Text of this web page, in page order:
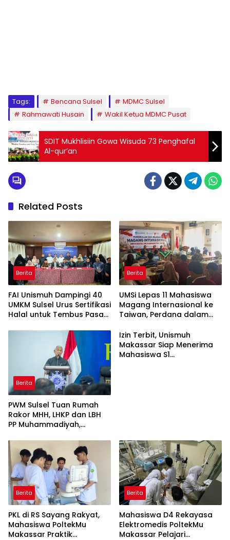
Tags: Bencana Sulsel
MDMC Sulsel
Rahmawati Husain
Wakil Ketua MDMC Pusat
SDIT Mukhlisiin Gowa Wisuda 73 Penghafal
Al-qur’an
Related Posts
Berita
FAI Unismuh Dampingi 40
UMKM Sulsel Urus Sertifikasi
Halal untuk Tembus Pasar
Berita
UMSi Lepas 11 Mahasiswa
Magang Internasional ke
Taiwan, Perdana dalam
Berita
PWM Sulsel Tuan Rumah
Rakor MHH, LHKP dan LBH
PP Muhammadiyah,
dan Kebijakan Publik
Izin Terbit, Unismuh
Makassar Siap Menerima
Mahasiswa S1
Berita
PKL di RS Sayang Rakyat,
Mahasiswa PoltekMu
Makassar Praktik
Berita
Mahasiswa D4 Rekayasa
Elektromedis PoltekMu
Makassar Pelajari